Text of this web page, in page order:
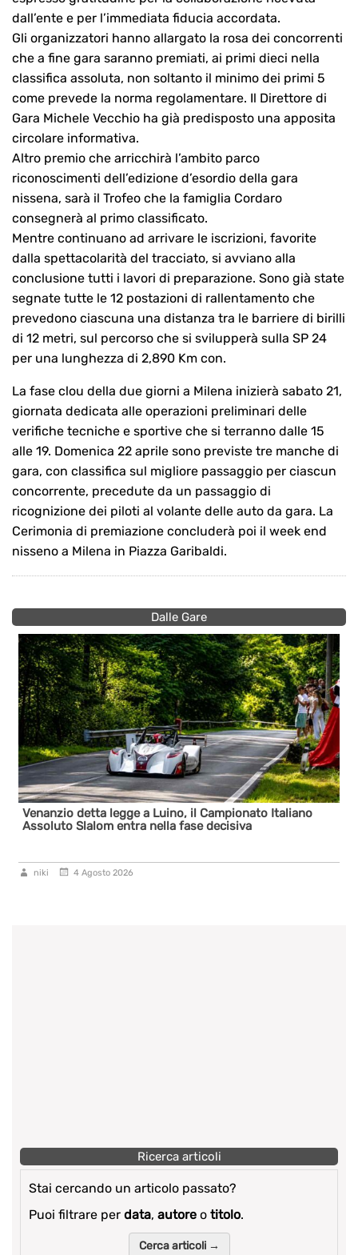
dall’ente e per l’immediata fiducia accordata.
Gli organizzatori hanno allargato la rosa dei concorrenti
che a fine gara saranno premiati, ai primi dieci nella
classifica assoluta, non soltanto il minimo dei primi 5
come prevede la norma regolamentare. Il Direttore di
Gara Michele Vecchio ha già predisposto una apposita
circolare informativa.
Altro premio che arricchirà l’ambito parco
riconoscimenti dell’edizione d’esordio della gara
nissena, sarà il Trofeo che la famiglia Cordaro
consegnerà al primo classificato.
Mentre continuano ad arrivare le iscrizioni, favorite
dalla spettacolarità del tracciato, si avviano alla
conclusione tutti i lavori di preparazione. Sono già state
segnate tutte le 12 postazioni di rallentamento che
prevedono ciascuna una distanza tra le barriere di birilli
di 12 metri, sul percorso che si svilupperà sulla SP 24
per una lunghezza di 2,890 Km con.
La fase clou della due giorni a Milena inizierà sabato 21,
giornata dedicata alle operazioni preliminari delle
verifiche tecniche e sportive che si terranno dalle 15
alle 19. Domenica 22 aprile sono previste tre manche di
gara, con classifica sul migliore passaggio per ciascun
concorrente, precedute da un passaggio di
ricognizione dei piloti al volante delle auto da gara. La
Cerimonia di premiazione concluderà poi il week end
nisseno a Milena in Piazza Garibaldi.
Dalle Gare
Venanzio detta legge a Luino, il Campionato Italiano
Assoluto Slalom entra nella fase decisiva
niki 4 Agosto 2026
Ricerca articoli
Stai cercando un articolo passato?
Puoi filtrare per data, autore o titolo.
Cerca articoli →